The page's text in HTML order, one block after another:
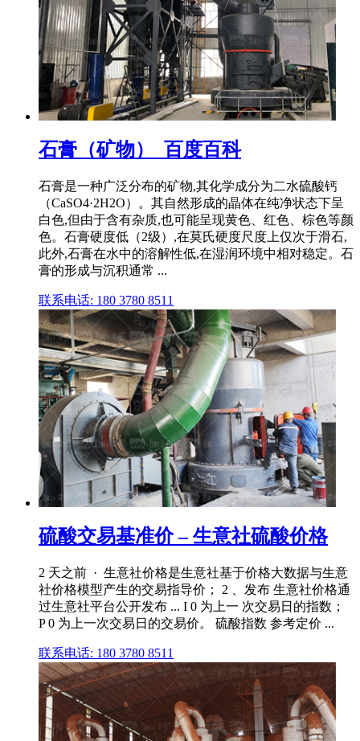
石膏（矿物）_百度百科
石膏是一种广泛分布的矿物,其化学成分为二水硫酸钙
（CaSO4·2H2O）。其自然形成的晶体在纯净状态下呈
白色,但由于含有杂质,也可能呈现黄色、红色、棕色等颜
色。石膏硬度低（2级）,在莫氏硬度尺度上仅次于滑石,
此外,石膏在水中的溶解性低,在湿润环境中相对稳定。石
膏的形成与沉积通常 ...
联系电话: 180 3780 8511
硫酸交易基准价 – 生意社硫酸价格
2 天之前 · 生意社价格是生意社基于价格大数据与生意
社价格模型产生的交易指导价； 2 、发布 生意社价格通
过生意社平台公开发布 ... I 0 为上一 次交易日的指数；
P 0 为上一次交易日的交易价。 硫酸指数 参考定价 ...
联系电话: 180 3780 8511